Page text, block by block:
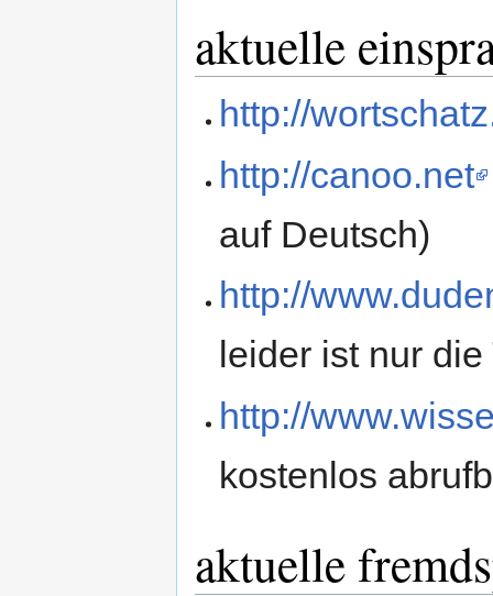
aktuelle
http://
http://canoo.net
auf Deutsch)
http://
leider ist nur
http://
kostenlos
aktuelle